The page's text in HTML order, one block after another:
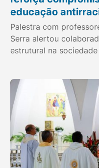
educação
Palestra com
Serra alertou
estrutural na sociedade